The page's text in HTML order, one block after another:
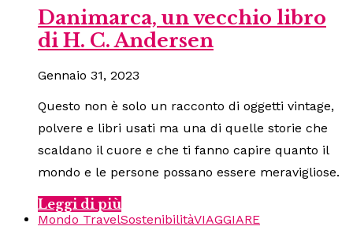
Danimarca, un vecchio libro
di H. C. Andersen
Gennaio 31, 2023
Questo non è solo un racconto di oggetti vintage,
polvere e libri usati ma una di quelle storie che
scaldano il cuore e che ti fanno capire quanto il
mondo e le persone possano essere meravigliose.
Leggi di più
Mondo TravelSostenibilitàVIAGGIARE